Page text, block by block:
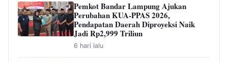
Pemkot Bandar Lampung Ajukan
Perubahan KUA-PPAS 2026,
Pendapatan Daerah Diproyeksi Naik
Jadi Rp2,999 Triliun
6 hari lalu